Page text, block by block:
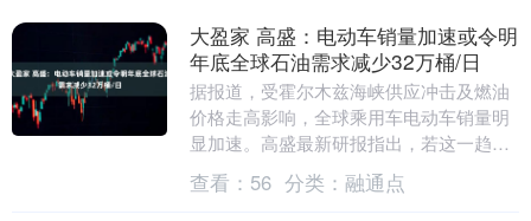
大盈家 高盛：电动车销量加速或令明
年底全球石油需求减少32万桶/日
据报道，受霍尔木兹海峡供应冲击及燃油
价格走高影响，全球乘用车电动车销量明
显加速。高盛最新研报指出，若这一趋势
延续，至2027年12月，全球石油需求可能
较基准情景....
查看： 56 分类： 融通点